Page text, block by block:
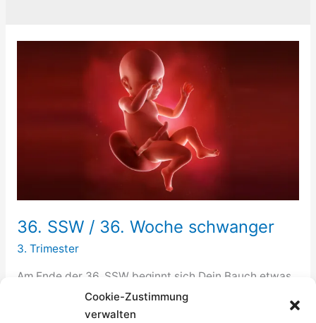
Cookie-Zustimmung
verwalten
36. SSW / 36. Woche schwanger
3. Trimester
Am Ende der 36. SSW beginnt sich Dein Bauch etwas
zu senken, da Dein Baby sich tiefer in Dein Becken
begibt und seine endgültige Geburtsposition